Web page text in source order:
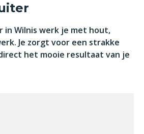
in Wilnis werk je met hout,
Je zorgt voor een strakke
het mooie resultaat van je